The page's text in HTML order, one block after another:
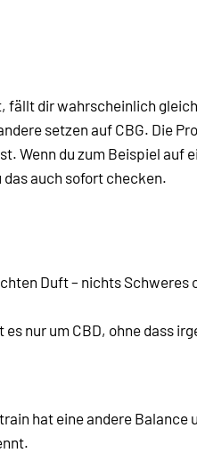
fällt dir wahrscheinlich
setzen auf CBG. Die
Wenn du zum Beispiel
das auch sofort checken.
Duft – nichts
nur um CBD, ohne dass
hat eine andere